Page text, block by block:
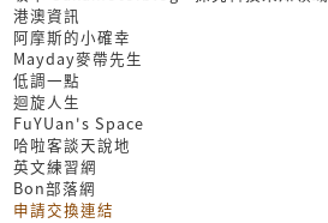
港澳資訊
阿摩斯的小確幸
Mayday麥帶先生
低調一點
迴旋人生
FuYUan's Space
哈啦客談天說地
英文練習網
Bon部落網
申請交換連結